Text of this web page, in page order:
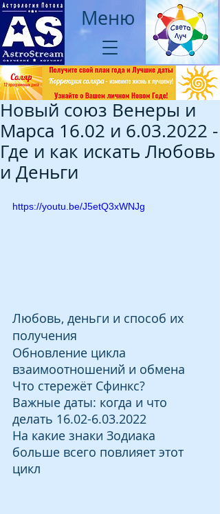
Меню
Новый союз Венеры и
Марса 16.02 и 6.03.2022 -
Где и как искать Любовь
и Деньги
https://youtu.be/J5etQ3xWNJg
Любовь, деньги и способ их
получения
Обновление цикла
взаимоотношений и обмена
Что стережёт Сфинкс?
Важные даты: когда и что
делать 16.02-6.03.2022
На какие знаки Зодиака
больше всего повлияет этот
цикл